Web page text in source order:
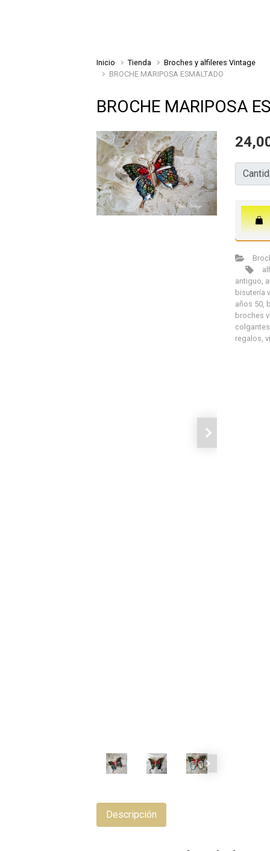
Inicio Tienda
Broches y alfileres Vintage
BROCHE MARIPOSA ESMALTADO
BROCHE MARIPOSA
Siguiente
antiguo
bisutería
años 50
broches
colgantes
regalos
Descripción